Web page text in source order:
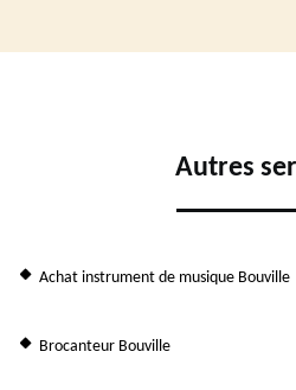
Autres
Achat instrument de musique Bouville
Brocanteur Bouville